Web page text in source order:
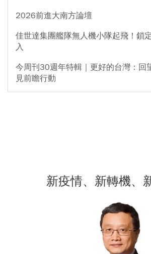
2026前進大南方論壇
佳世達集團艦隊無人機小隊起飛！鎖
入
今周刊30週年特輯｜更好的台灣：回
見前瞻行動
新疫情、新轉機、